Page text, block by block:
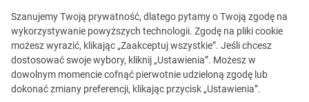
Ta oferta jest już
Szanujemy Twoją prywatność, dlatego pytamy o Twoją zgodę na
wykorzystywanie powyższych technologii. Zgodę na pliki cookie
możesz wyrazić, klikając „Zaakceptuj wszystkie”. Jeśli chcesz
dostosować swoje wybory, kliknij „Ustawienia”. Możesz w
dowolnym momencie cofnąć pierwotnie udzieloną zgodę lub
dokonać zmiany preferencji, klikając przycisk „Ustawienia”.